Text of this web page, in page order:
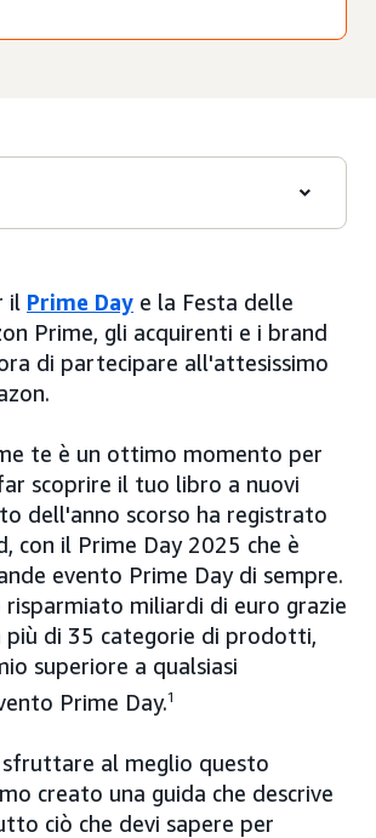
il Prime Day e la Festa delle
Prime, gli acquirenti e i brand
di partecipare all'attesissimo
te è un ottimo momento per
scoprire il tuo libro a nuovi
dell'anno scorso ha registrato
con il Prime Day 2025 che è
evento Prime Day di sempre.
risparmiato miliardi di euro grazie
di 35 categorie di prodotti,
superiore a qualsiasi
Prime Day.1
al meglio questo
creato una guida che descrive
ciò che devi sapere per